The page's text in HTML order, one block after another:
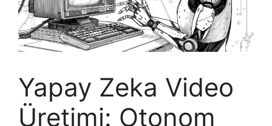
Yapay Zeka Video
Üretimi: Otonom